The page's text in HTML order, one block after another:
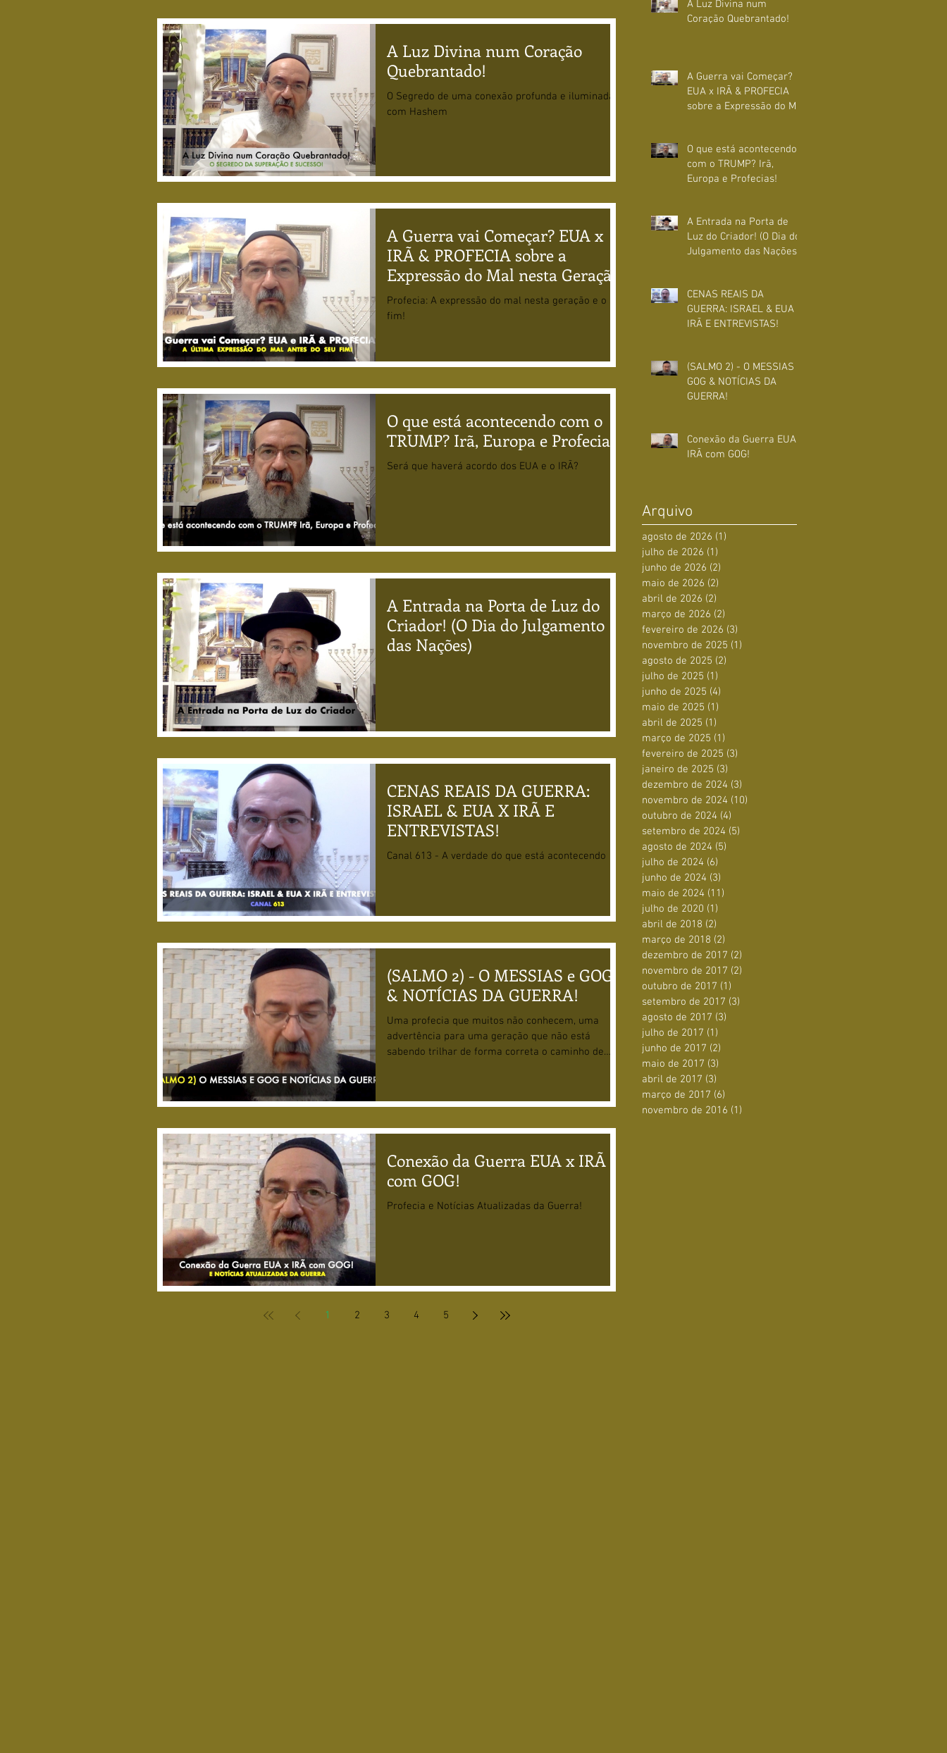
A Luz Divina num Coração
Quebrantado!
O Segredo de uma conexão profunda e iluminada
com Hashem
A Guerra vai Começar? EUA x
IRÃ & PROFECIA sobre a
Expressão do Mal nesta Geração!
Profecia: A expressão do mal nesta geração e o seu
fim!
O que está acontecendo com o
TRUMP? Irã, Europa e Profecias!
Será que haverá acordo dos EUA e o IRÃ?
A Entrada na Porta de Luz do
Criador! (O Dia do Julgamento
das Nações)
CENAS REAIS DA GUERRA:
ISRAEL & EUA X IRÃ E
ENTREVISTAS!
Canal 613 - A verdade do que está acontecendo
(SALMO 2) - O MESSIAS e GOG
& NOTÍCIAS DA GUERRA!
Uma profecia que muitos não conhecem, uma
advertência para uma geração que não está
sabendo trilhar de forma correta o caminho de
Conexão da Guerra EUA x IRÃ
com GOG!
Profecia e Notícias Atualizadas da Guerra!
1 2 3 4 5
A Luz Divina num
Coração Quebrantado!
A Guerra vai Começar?
EUA x IRÃ & PROFECIA
sobre a Expressão do Mal
O que está acontecendo
com o TRUMP? Irã,
Europa e Profecias!
A Entrada na Porta de
Luz do Criador! (O Dia do
Julgamento das Nações)
CENAS REAIS DA
GUERRA: ISRAEL & EUA X
IRÃ E ENTREVISTAS!
(SALMO 2) - O MESSIAS e
GOG & NOTÍCIAS DA
GUERRA!
Conexão da Guerra EUA x
IRÃ com GOG!
Arquivo
agosto de 2026 (1)
julho de 2026 (1)
junho de 2026 (2)
maio de 2026 (2)
abril de 2026 (2)
março de 2026 (2)
fevereiro de 2026 (3)
novembro de 2025 (1)
agosto de 2025 (2)
julho de 2025 (1)
junho de 2025 (4)
maio de 2025 (1)
abril de 2025 (1)
março de 2025 (1)
fevereiro de 2025 (3)
janeiro de 2025 (3)
dezembro de 2024 (3)
novembro de 2024 (10)
outubro de 2024 (4)
setembro de 2024 (5)
agosto de 2024 (5)
julho de 2024 (6)
junho de 2024 (3)
maio de 2024 (11)
julho de 2020 (1)
abril de 2018 (2)
março de 2018 (2)
dezembro de 2017 (2)
novembro de 2017 (2)
outubro de 2017 (1)
setembro de 2017 (3)
agosto de 2017 (3)
julho de 2017 (1)
junho de 2017 (2)
maio de 2017 (3)
abril de 2017 (3)
março de 2017 (6)
novembro de 2016 (1)